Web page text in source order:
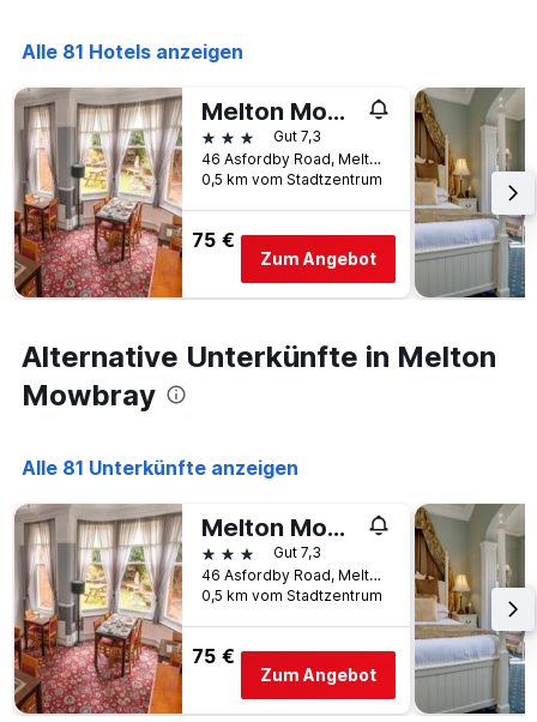
Tage
dem
Aufenthalt
anzeigt
Das
Diagramm
hat
1
Y-
Achse,
die
durchschnittlichen
Zimmerpreis
anzeigt
Alle 81 Hotels anzeigen
Melton Mowbray/Quorn Lodge Hotel
3 SterneGut 7,3
46 Asfordby Road, Melton Mowbray, Großbritannien
0,5 km vom Stadtzentrum
75 €
Zum Angebot
Alternative Unterkünfte in Melton
Mowbray
Alle 81 Unterkünfte anzeigen
Melton Mowbray/Quorn Lodge Hotel
3 SterneGut 7,3
46 Asfordby Road, Melton Mowbray, Großbritannien
0,5 km vom Stadtzentrum
75 €
Zum Angebot